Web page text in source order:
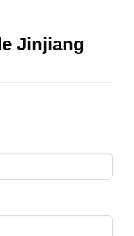
Jinjiang